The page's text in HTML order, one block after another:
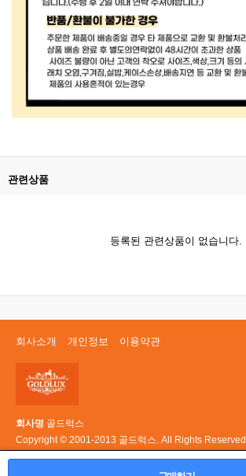
관련상품
등록된 관련상품이 없습니다.
회사소개 개인정보 이용약관
회사명 골드럭스
Copyright © 2001-2013 골드럭스. All Rights Reserved.
PC 버전